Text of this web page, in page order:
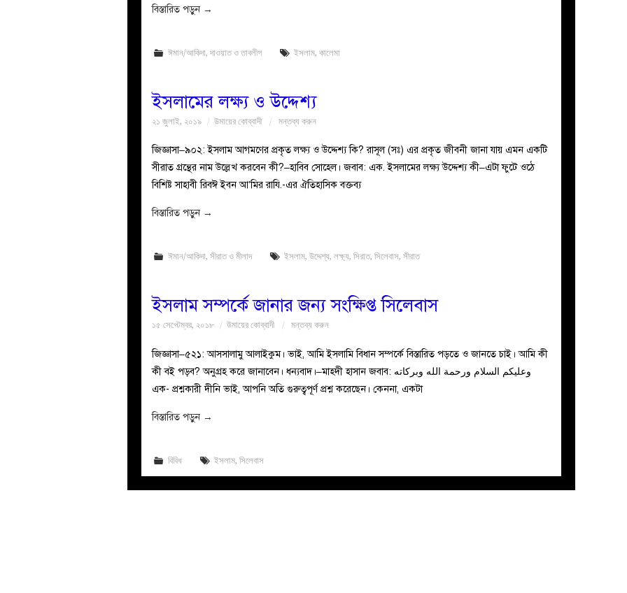
বিস্তারিত পড়ুন →
ঈমান/আকিদা,দাওয়াত ও তাবলীগ ইসলাম,কালেমা
ইসলামের লক্ষ্য ও উদ্দেশ্য
২১ জুলাই, ২০১৯ উমায়ের কোব্বাদী মন্তব্য করুন
জিজ্ঞাসা–৯০২: ইসলাম আগমণের প্রকৃত লক্ষ্য ও উদ্দেশ্য কি? রাসূল (সঃ) এর প্রকৃত জীবনী জানা যায় এমন একটি
সীরাত গ্রন্থের নাম উল্লেখ করবেন কী?–হাবিব সোহেল। জবাব: এক. ইসলামের লক্ষ্য উদ্দেশ্য কী–এটা ফুটে ওঠে
বিশিষ্ট সাহাবী রিবঈ ইবন আ’মির রাযি.-এর ঐতিহাসিক বক্তব্য
বিস্তারিত পড়ুন →
ঈমান/আকিদা,সীরাত ও মীলাদ ইসলাম,উদ্দেশ্য,লক্ষ্য,সিরাত,সিলেবাস,সীরাত
ইসলাম সম্পর্কে জানার জন্য সংক্ষিপ্ত সিলেবাস
১৫ সেপ্টেম্বর, ২০১৮ উমায়ের কোব্বাদী মন্তব্য করুন
জিজ্ঞাসা–৫২১: আসসালামু আলাইকুম। ভাই, আমি ইসলামি বিধান সম্পর্কে বিস্তারিত পড়তে ও জানতে চাই। আমি কী
কী বই পড়ব? অনুগ্রহ করে জানাবেন। ধন্যবাদ।–মাহ্দী হাসান জবাব: وعليكم السلام ورحمة الله وبركاته
এক- প্রশ্নকারী দীনি ভাই, আপনি অতি গুরুত্বপূর্ণ প্রশ্ন করেছেন। কেননা, একটা
বিস্তারিত পড়ুন →
বিবিধ ইসলাম,সিলেবাস